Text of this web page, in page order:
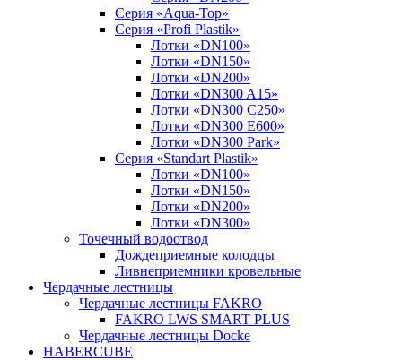
Серия «Aqua-Top»
Серия «Profi Plastik»
Лотки «DN100»
Лотки «DN150»
Лотки «DN200»
Лотки «DN300 A15»
Лотки «DN300 C250»
Лотки «DN300 E600»
Лотки «DN300 Park»
Серия «Standart Plastik»
Лотки «DN100»
Лотки «DN150»
Лотки «DN200»
Лотки «DN300»
Точечный водоотвод
Дождеприемные колодцы
Ливнеприемники кровельные
Чердачные лестницы
Чердачные лестницы FAKRO
FAKRO LWS SMART PLUS
Чердачные лестницы Docke
HABERCUBE